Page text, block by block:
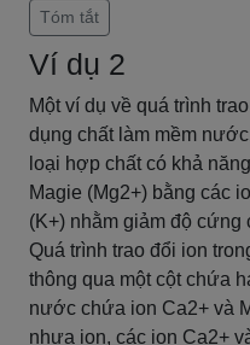
Tóm tắt
Ví dụ 2
Một ví dụ về quá trình
dụng chất làm mềm
loại hợp chất có khả
Magie (Mg2+) bằng các
(K+) nhằm giảm độ cứng
Quá trình trao đổi ion
thông qua một cột chứa
nước chứa ion Ca2+ và
nhựa ion, các ion Ca2+